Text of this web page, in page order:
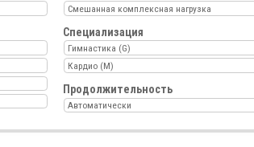
Смешанная комплексная нагрузка
Специализация
Гимнастика (G)
Кардио (M)
Продолжительность
Автоматически